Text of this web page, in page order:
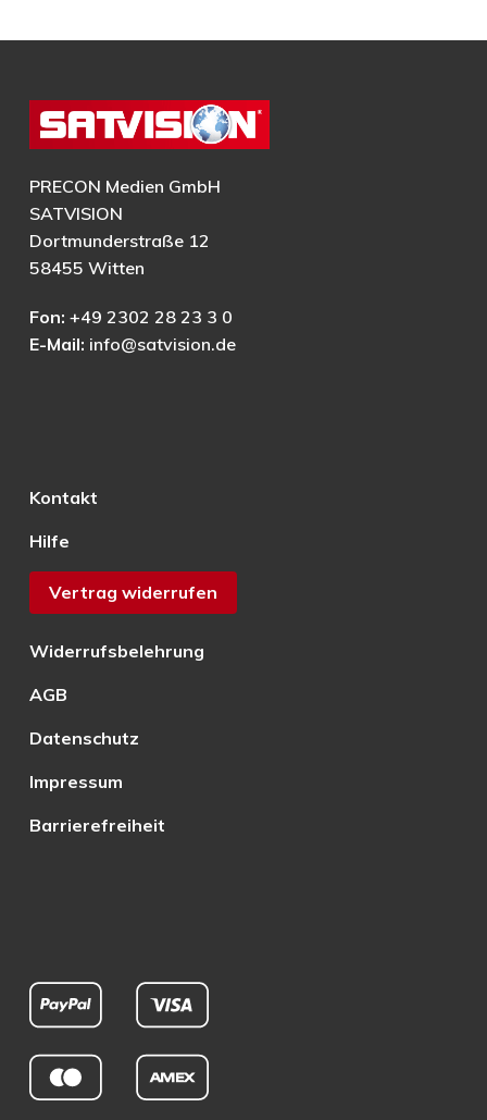
PRECON Medien GmbH
SATVISION
Dortmunderstraße 12
58455 Witten
Fon: +49 2302 28 23 3 0
E-Mail: info@satvision.de
Kontakt
Hilfe
Vertrag widerrufen
Widerrufsbelehrung
AGB
Datenschutz
Impressum
Barrierefreiheit